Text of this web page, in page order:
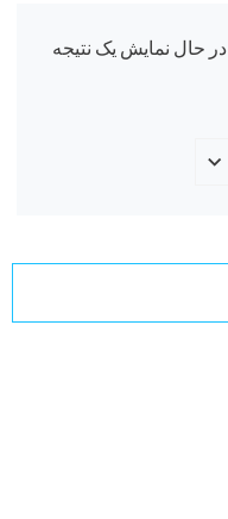
در حال نمایش یک نتیجه